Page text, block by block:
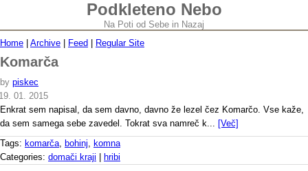
Podkleteno Nebo
Na Poti od Sebe in Nazaj
Home
Archive Feed Regular Site
Komarča
by piskec
01. 2015
Enkrat sem napisal, da sem davno, davno že lezel čez Komarčo. Vse kaže,
da sem samega sebe zavedel. Tokrat sva namreč k... [Več]
Tags: komarča, bohinj, komna
Categories: domači kraji
hribi